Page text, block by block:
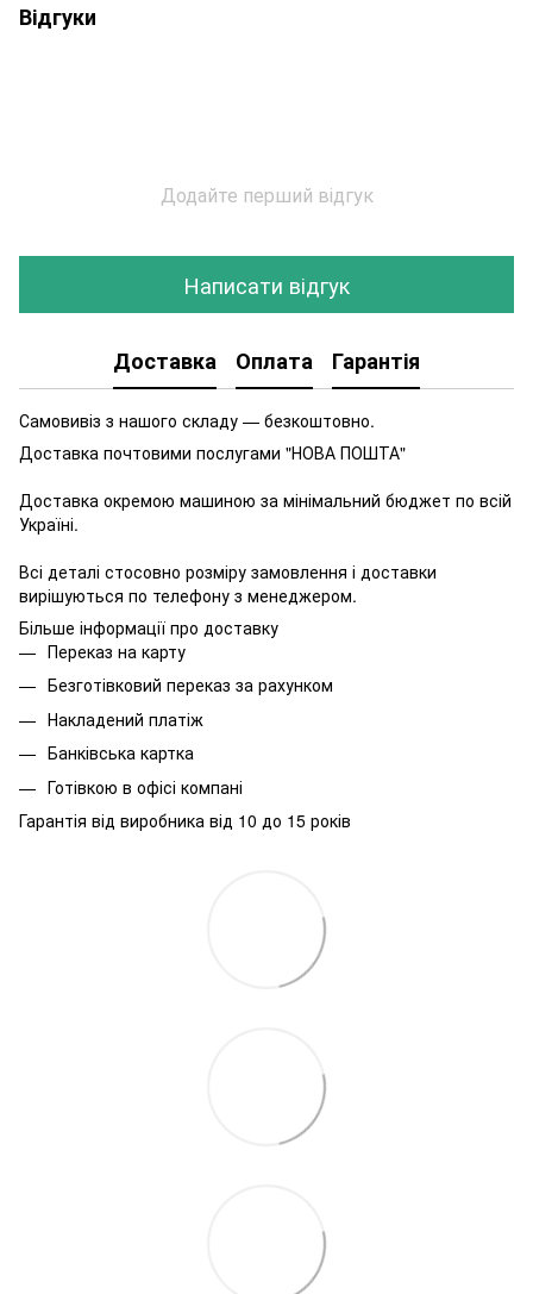
Відгуки
Додайте перший відгук
Написати відгук
Доставка Оплата Гарантія
Самовивіз з нашого складу — безкоштовно.
Доставка почтовими послугами "НОВА ПОШТА"
Доставка окремою машиною за мінімальний бюджет по всій
Україні.
Всі деталі стосовно розміру замовлення і доставки
вирішуються по телефону з менеджером.
Більше інформації про доставку
Переказ на карту
Безготівковий переказ за рахунком
Накладений платіж
Банківська картка
Готівкою в офісі компані
Гарантія від виробника від 10 до 15 років